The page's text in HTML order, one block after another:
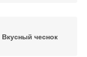
Вкусный чеснок